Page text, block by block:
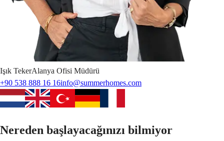
Işık TekerAlanya Ofisi Müdürü
+90 538 888 16 16info@summerhomes.com
Nereden başlayacağınızı bilmiyor